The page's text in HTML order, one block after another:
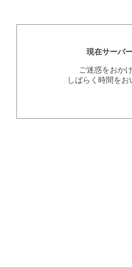
現在サーバ
ご迷惑をおか
しばらく時間を